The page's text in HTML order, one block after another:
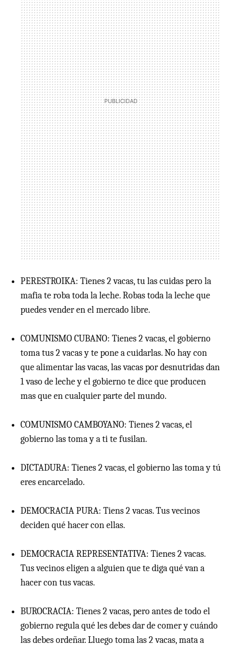
PERESTROIKA: Tienes 2 vacas, tu las cuidas pero la
mafia te roba toda la leche. Robas toda la leche que
puedes vender en el mercado libre.
COMUNISMO CUBANO: Tienes 2 vacas, el gobierno
toma tus 2 vacas y te pone a cuidarlas. No hay con
que alimentar las vacas, las vacas por desnutridas dan
1 vaso de leche y el gobierno te dice que producen
mas que en cualquier parte del mundo.
COMUNISMO CAMBOYANO: Tienes 2 vacas, el
gobierno las toma y a ti te fusilan.
DICTADURA: Tienes 2 vacas, el gobierno las toma y tú
eres encarcelado.
DEMOCRACIA PURA: Tiens 2 vacas. Tus vecinos
deciden qué hacer con ellas.
DEMOCRACIA REPRESENTATIVA: Tienes 2 vacas.
Tus vecinos eligen a alguien que te diga qué van a
hacer con tus vacas.
BUROCRACIA: Tienes 2 vacas, pero antes de todo el
gobierno regula qué les debes dar de comer y cuándo
las debes ordeñar. Lluego toma las 2 vacas, mata a